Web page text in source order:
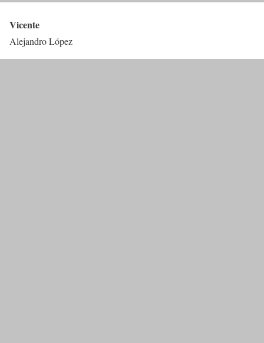
Vicente
Alejandro López